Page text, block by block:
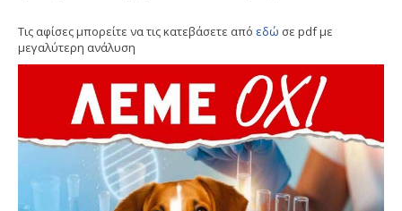
Τις αφίσες μπορείτε να τις κατεβάσετε από εδώ σε pdf με
μεγαλύτερη ανάλυση